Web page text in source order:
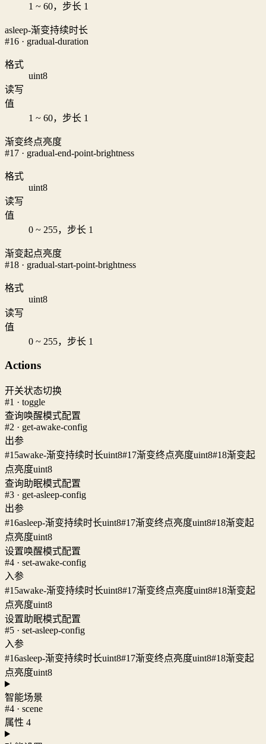
1 ~ 60，步长 1
asleep-渐变持续时长
#16 · gradual-duration
格式
uint8
读写
值
1 ~ 60，步长 1
渐变终点亮度
#17 · gradual-end-point-brightness
格式
uint8
读写
值
0 ~ 255，步长 1
渐变起点亮度
#18 · gradual-start-point-brightness
格式
uint8
读写
值
0 ~ 255，步长 1
Actions
开关状态切换
#1 · toggle
查询唤醒模式配置
#2 · get-awake-config
出参
#15awake-渐变持续时长uint8#17渐变终点亮度uint8#18渐变起
点亮度uint8
查询助眠模式配置
#3 · get-asleep-config
出参
#16asleep-渐变持续时长uint8#17渐变终点亮度uint8#18渐变起
点亮度uint8
设置唤醒模式配置
#4 · set-awake-config
入参
#15awake-渐变持续时长uint8#17渐变终点亮度uint8#18渐变起
点亮度uint8
设置助眠模式配置
#5 · set-asleep-config
入参
#16asleep-渐变持续时长uint8#17渐变终点亮度uint8#18渐变起
点亮度uint8
智能场景
#4 · scene
属性 4